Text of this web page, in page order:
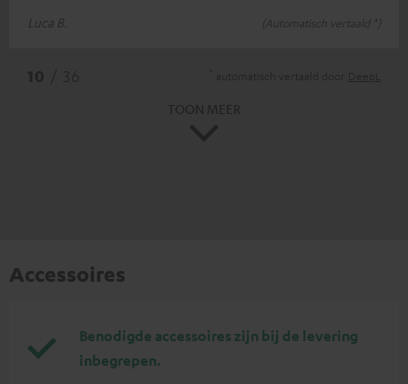
Luca B.
(Automatisch vertaald *)
Accessoires
Benodigde accessoires zijn bij de levering
inbegrepen.